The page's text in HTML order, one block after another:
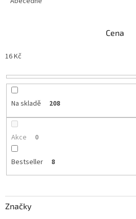
o
u
ů
Cena
16Kč
Na skladě 208
Akce 0
Bestseller 8
Značky